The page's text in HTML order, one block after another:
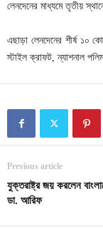
লেনদেনের মাধ্যমে তৃতীয়
এছাড়া লেনদেনের শীর্ষ ১০
স্টাইল ক্রাফট, ন্যাশনাল
Previous article
যুক্তরাষ্ট্র জয় করলেন
ডা. আরিফ